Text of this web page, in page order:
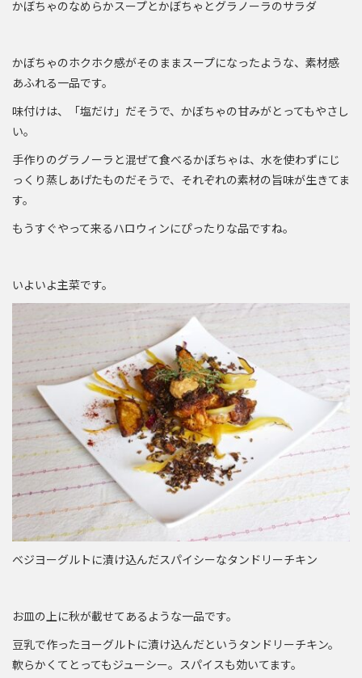
かぼちゃのなめらかスープとかぼちゃとグラノーラのサラダ
かぼちゃのホクホク感がそのままスープになったような、素材感
あふれる一品です。
味付けは、「塩だけ」だそうで、かぼちゃの甘みがとってもやさし
い。
手作りのグラノーラと混ぜて食べるかぼちゃは、水を使わずにじ
っくり蒸しあげたものだそうで、それぞれの素材の旨味が生きてま
す。
もうすぐやって来るハロウィンにぴったりな品ですね。
いよいよ主菜です。
ベジヨーグルトに漬け込んだスパイシーなタンドリーチキン
お皿の上に秋が載せてあるような一品です。
豆乳で作ったヨーグルトに漬け込んだというタンドリーチキン。
軟らかくてとってもジューシー。スパイスも効いてます。